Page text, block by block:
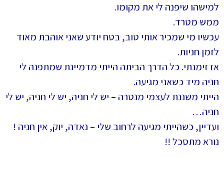
למישהו שיפנה לי את מקומו.
ממש מטרד.
עכשיו מי שמכיר אותי טוב, בטח יודע שאני אוהבת מאוד
לזמן חניות.
אז זימנתי. כל הדרך הביתה הייתי מדמיינת שמתפנה לי
חניה מיד כשאני מגיעה.
הייתי משננת לעצמי מנטרה – יש לי חניה, יש לי חניה, יש לי
חניה…
ועדיין, כשהייתי מגיעה לרחוב שלי – נאדה, יוק, אין חניה !
נורא מתסכל !!